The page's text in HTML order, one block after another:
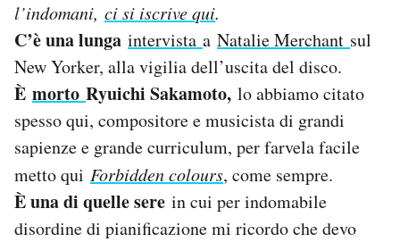
AREA PERSONALE
Area Personale
Newsletter
Notifiche mobile
Regala il Post
Hai bisogno di aiuto?
Esci
l’indomani, ci si iscrive qui.
C’è una lunga intervista a Natalie Merchant sul
New Yorker, alla vigilia dell’uscita del disco.
È morto Ryuichi Sakamoto, lo abbiamo citato
spesso qui, compositore e musicista di grandi
sapienze e grande curriculum, per farvela facile
metto qui Forbidden colours, come sempre.
È una di quelle sere in cui per indomabile
disordine di pianificazione mi ricordo che devo